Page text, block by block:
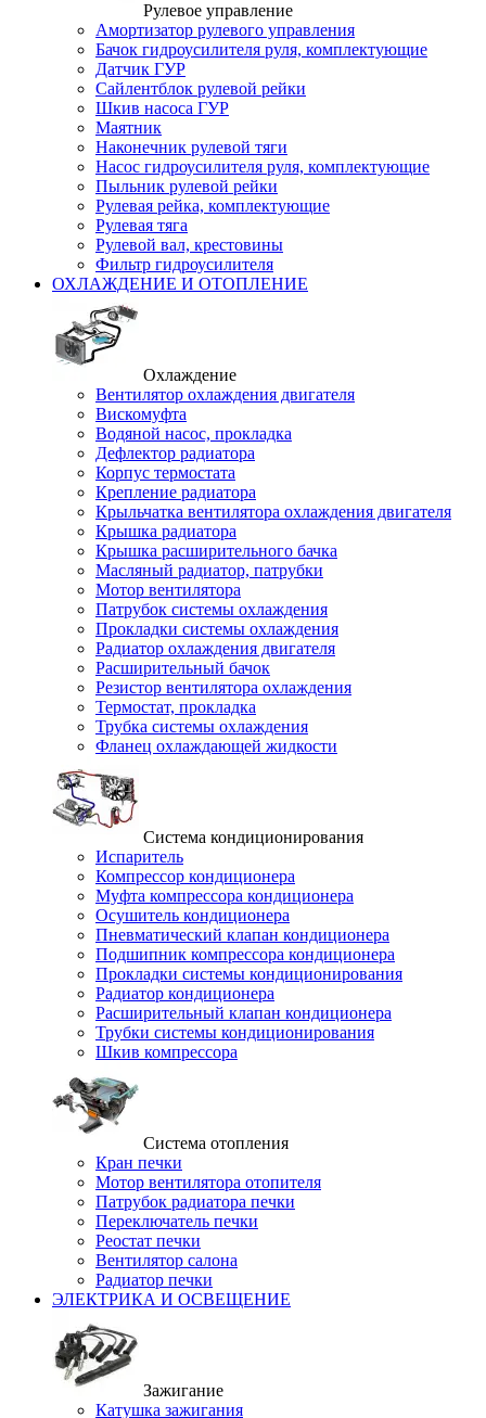
Рулевое управление
Амортизатор рулевого управления
Бачок гидроусилителя руля, комплектующие
Датчик ГУР
Сайлентблок рулевой рейки
Шкив насоса ГУР
Маятник
Наконечник рулевой тяги
Насос гидроусилителя руля, комплектующие
Пыльник рулевой рейки
Рулевая рейка, комплектующие
Рулевая тяга
Рулевой вал, крестовины
Фильтр гидроусилителя
ОХЛАЖДЕНИЕ И ОТОПЛЕНИЕ
Охлаждение
Вентилятор охлаждения двигателя
Вискомуфта
Водяной насос, прокладка
Дефлектор радиатора
Корпус термостата
Крепление радиатора
Крыльчатка вентилятора охлаждения двигателя
Крышка радиатора
Крышка расширительного бачка
Масляный радиатор, патрубки
Мотор вентилятора
Патрубок системы охлаждения
Прокладки системы охлаждения
Радиатор охлаждения двигателя
Расширительный бачок
Резистор вентилятора охлаждения
Термостат, прокладка
Трубка системы охлаждения
Фланец охлаждающей жидкости
Система кондиционирования
Испаритель
Компрессор кондиционера
Муфта компрессора кондиционера
Осушитель кондиционера
Пневматический клапан кондиционера
Подшипник компрессора кондиционера
Прокладки системы кондиционирования
Радиатор кондиционера
Расширительный клапан кондиционера
Трубки системы кондиционирования
Шкив компрессора
Система отопления
Кран печки
Мотор вентилятора отопителя
Патрубок радиатора печки
Переключатель печки
Реостат печки
Вентилятор салона
Радиатор печки
ЭЛЕКТРИКА И ОСВЕЩЕНИЕ
Зажигание
Катушка зажигания